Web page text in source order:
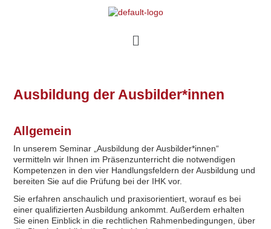
Ausbildung der Ausbilder*innen
Allgemein
In unserem Seminar „Ausbildung der Ausbilder*innen“
vermitteln wir Ihnen im Präsenzunterricht die notwendigen
Kompetenzen in den vier Handlungsfeldern der Ausbildung und
bereiten Sie auf die Prüfung bei der IHK vor.
Sie erfahren anschaulich und praxisorientiert, worauf es bei
einer qualifizierten Ausbildung ankommt. Außerdem erhalten
Sie einen Einblick in die rechtlichen Rahmenbedingungen, über